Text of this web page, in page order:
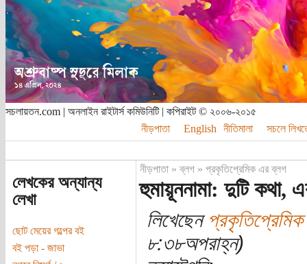
সচলায়তন.com | অনলাইন রাইটার্স কমিউনিটি | কপিরাইট © ২০০৬-২০১৫
নীড়পাতা
English নীতিমালা সচলে
লেখকের অন্যান্য
লেখা
ছোট মেয়ের গল্পের বই
বই পড়া - জাভা
নীড়পাতা»ব্লগ» প্রকৃতিপ্রেমিক এর ব্লগ
হুমায়ূননামা: দুটি কথা,
লিখেছেনপ্রকৃতিপ্রেমিক
৮:৩৮অপরাহ্ন)